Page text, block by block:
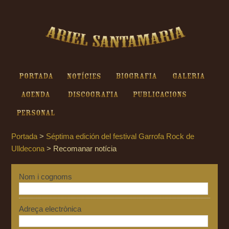
Portada Notícies Biografia Galeria
Agenda Discografia Publicacions
Personal
Portada > Séptima edición del festival Garrofa Rock de
Ulldecona > Recomanar notícia
Nom i cognoms
Adreça electrònica